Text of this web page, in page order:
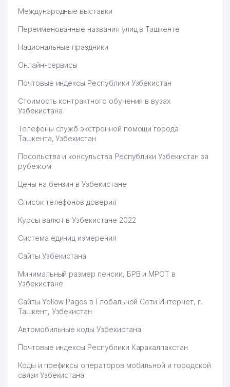
МИРЗО-УЛУГБЕКСКИЙ
ГРАЖДАНСКИМ ДЕЛАМ
70
NADJMIDDIN AND MARK TRADE
ООО
71 DELTA PROJEKT ООО 517 м
523 м
УЗБЕКИСТАНА ООО
74 INTERHOTEL ООО
ЮНУСАБАДСКИЙ
ГРАЖДАНСКИМ ДЕЛАМ
77
ABF IMPORT EXPORT
ЦЕНТР РАДИОСВЯЗИ,
ТЕЛЕВИДЕНИЯ ГУП
79 INAPP TRAVEL ООО 554 м
80 ИНТЕРСЕРВИС ГУП 557 м
Международные выставки
Переименованные названия улиц в Ташкенте
Национальные праздники
Онлайн-сервисы
Почтовые индексы Республики Узбекистан
Стоимость контрактного обучения в вузах
Узбекистана
Телефоны служб экстренной помощи города
Ташкента, Узбекистан
Посольства и консульства Республики Узбекистан за
рубежом
Цены на бензин в Узбекистане
Список телефонов доверия
Курсы валют в Узбекистане 2022
Система единиц измерения
Сайты Узбекистана
Минимальный размер пенсии, БРВ и МРОТ в
Узбекистане
Сайты Yellow Pages в Глобальной Сети Интернет, г.
Ташкент, Узбекистан
Автомобильные коды Узбекистана
Почтовые индексы Республики Каракалпакстан
Коды и префиксы операторов мобильной и городской
связи Узбекистана